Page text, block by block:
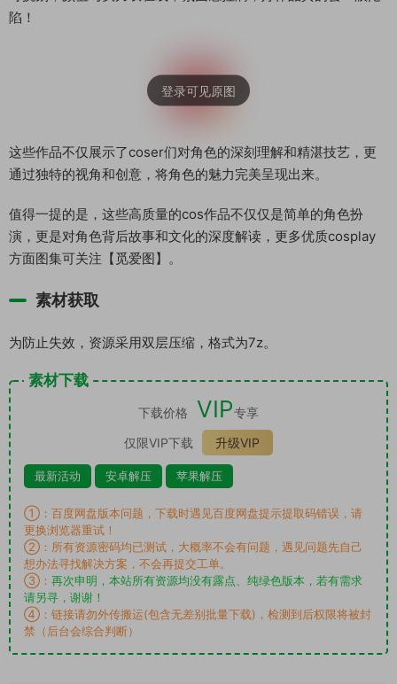
陷！
这些作品不仅展示了coser们对角色的深刻理解和精湛技艺，更
通过独特的视角和创意，将角色的魅力完美呈现出来。
值得一提的是，这些高质量的cos作品不仅仅是简单的角色扮
演，更是对角色背后故事和文化的深度解读，更多优质cosplay
方面图集可关注【觅爱图】。
素材获取
为防止失效，资源采用双层压缩，格式为7z。
素材下载
下载价格 VIP专享
仅限VIP下载
升级VIP
最新活动 安卓解压 苹果解压
①：百度网盘版本问题，下载时遇见百度网盘提示提取码错误，请
更换浏览器重试！
②：所有资源密码均已测试，大概率不会有问题，遇见问题先自己
想办法寻找解决方案，不会再提交工单。
③： 再次申明，本站所有资源均没有露点、纯绿色版本，若有需求
请另寻，谢谢！
④：链接请勿外传搬运(包含无差别批量下载)，检测到后权限将被封
禁（后台会综合判断）